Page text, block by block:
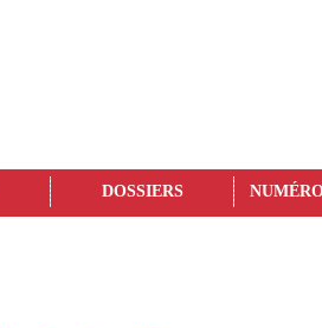
DOSSIERS